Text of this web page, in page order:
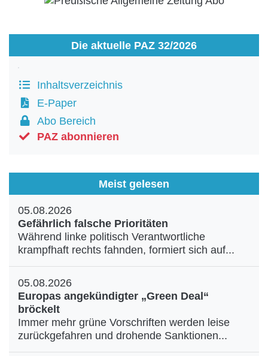
Die aktuelle PAZ 32/2026
Inhaltsverzeichnis
E-Paper
Abo Bereich
PAZ abonnieren
Meist gelesen
05.08.2026
Gefährlich falsche Prioritäten
Während linke politisch Verantwortliche
krampfhaft rechts fahnden, formiert sich auf...
05.08.2026
Europas angekündigter „Green Deal“
bröckelt
Immer mehr grüne Vorschriften werden leise
zurückgefahren und drohende Sanktionen...